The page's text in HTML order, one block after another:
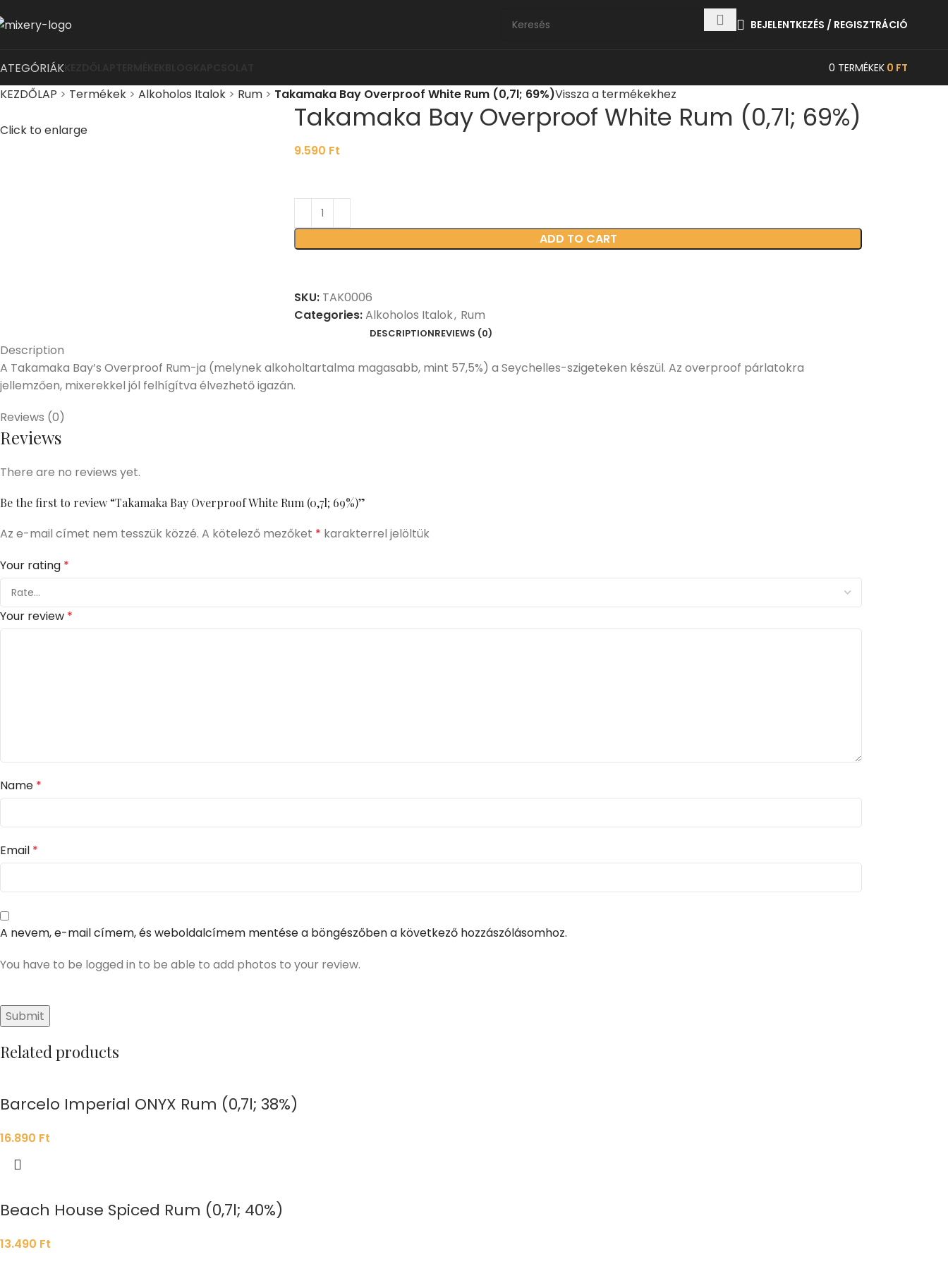
BEJELENTKEZÉS / REGISZTRÁCIÓ
0 TERMÉKEK 0 FT
KEZDŐLAP > Termékek > Alkoholos Italok > Rum > Takamaka Bay Overproof White Rum (0,7l; 69%)Vissza a termékekhez
Click to enlarge Takamaka Bay Overproof White Rum (0,7l; 69%)
9.590 Ft
ADD TO CART
SKU: TAK0006
Categories:Alkoholos Italok, Rum
DESCRIPTIONREVIEWS (0)
Description
A Takamaka Bay’s Overproof Rum-ja (melynek alkoholtartalma magasabb, mint 57,5%) a Seychelles-szigeteken készül. Az overproof párlatokra
jellemzően, mixerekkel jól felhígítva élvezhető igazán.
Reviews (0)
Reviews
There are no reviews yet.
Be the first to review “Takamaka Bay Overproof White Rum (0,7l; 69%)”
Az e-mail címet nem tesszük közzé. A kötelező mezőket * karakterrel jelöltük
Your rating *
Your review *
Name *
Email *
A nevem, e-mail címem, és weboldalcímem mentése a böngészőben a következő hozzászólásomhoz.
You have to be logged in to be able to add photos to your review.
Related products
Barcelo Imperial ONYX Rum (0,7l; 38%)
16.890 Ft
Beach House Spiced Rum (0,7l; 40%)
13.490 Ft